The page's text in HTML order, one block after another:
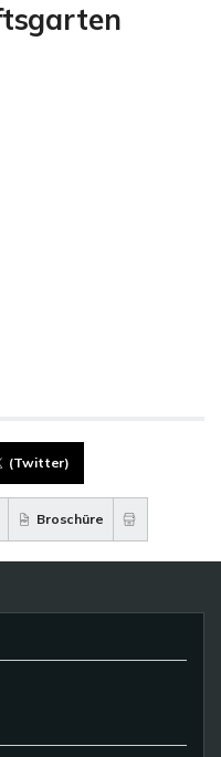
(Twitter)
Broschüre